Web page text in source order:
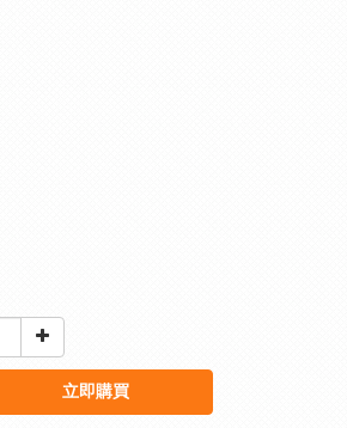
立即購買